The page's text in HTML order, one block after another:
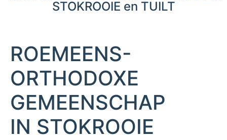
STOKROOIE en TUILT
ROEMEENS-
ORTHODOXE
GEMEENSCHAP
IN STOKROOIE